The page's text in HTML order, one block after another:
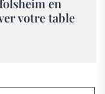
en
votre table